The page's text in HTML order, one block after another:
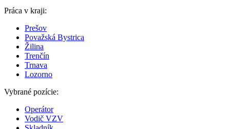
Práca v kraji:
Prešov
Považská Bystrica
Žilina
Trenčín
Trnava
Lozorno
Vybrané pozície:
Operátor
Vodič VZV